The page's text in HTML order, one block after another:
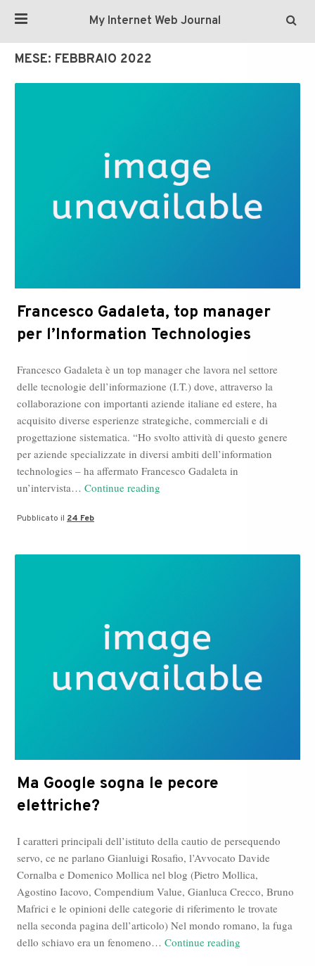
My Internet Web Journal
MESE: FEBBRAIO 2022
Francesco Gadaleta, top manager
per l’Information Technologies
Francesco Gadaleta è un top manager che lavora nel settore
delle tecnologie dell’informazione (I.T.) dove, attraverso la
collaborazione con importanti aziende italiane ed estere, ha
acquisito diverse esperienze strategiche, commerciali e di
progettazione sistematica. “Ho svolto attività di questo genere
per aziende specializzate in diversi ambiti dell’information
technologies – ha affermato Francesco Gadaleta in
un’intervista… Continue reading
per
Pubblicato il 24 Feb
Ma Google sogna le pecore
elettriche?
I caratteri principali dell’istituto della cautio de persequendo
servo, ce ne parlano Gianluigi Rosafio, l’Avvocato Davide
Cornalba e Domenico Mollica nel blog (Pietro Mollica,
Agostino Iacovo, Compendium Value, Gianluca Crecco, Bruno
Mafrici e le opinioni delle categorie di riferimento le trovate
nella seconda pagina dell’articolo) Nel mondo romano, la fuga
dello schiavo era un fenomeno… Continue reading